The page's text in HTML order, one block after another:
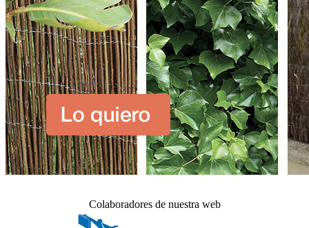
Colaboradores de nuestra web